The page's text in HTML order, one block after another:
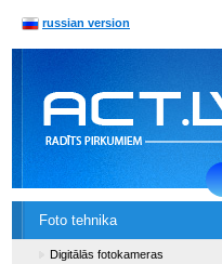
russian version
Foto tehnika
Digitālās fotokameras